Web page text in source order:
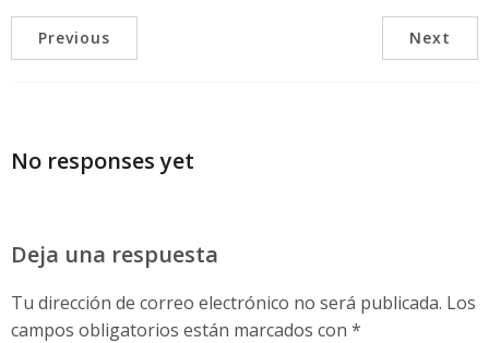
Previous Next
No responses yet
Deja una respuesta
Tu dirección de correo electrónico no será publicada. Los
campos obligatorios están marcados con *